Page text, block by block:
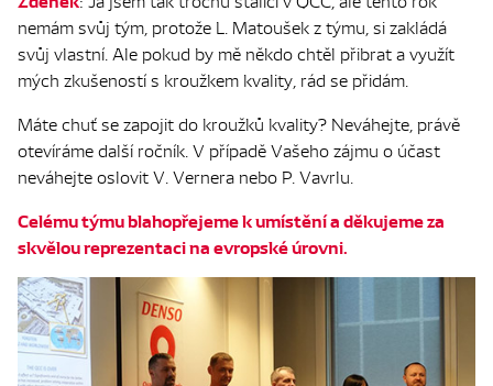
nemám svůj tým, protože L. Matoušek z týmu, si zakládá
svůj vlastní. Ale pokud by mě někdo chtěl přibrat a využít
mých zkušeností s kroužkem kvality, rád se přidám.
Máte chuť se zapojit do kroužků kvality? Neváhejte, právě
otevíráme další ročník. V případě Vašeho zájmu o účast
neváhejte oslovit V. Vernera nebo P. Vavrlu.
Celému týmu blahopřejeme k umístění a děkujeme za
skvělou reprezentaci na evropské úrovni.